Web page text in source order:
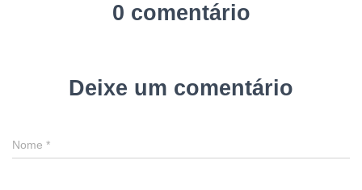
0 comentário
Deixe um comentário
Nome *